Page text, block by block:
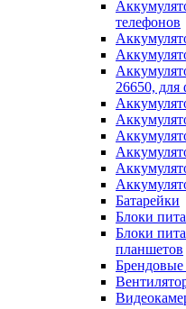
телефонов
26650,
Батарейки
Блоки
Блоки
планшетов
Брендовые